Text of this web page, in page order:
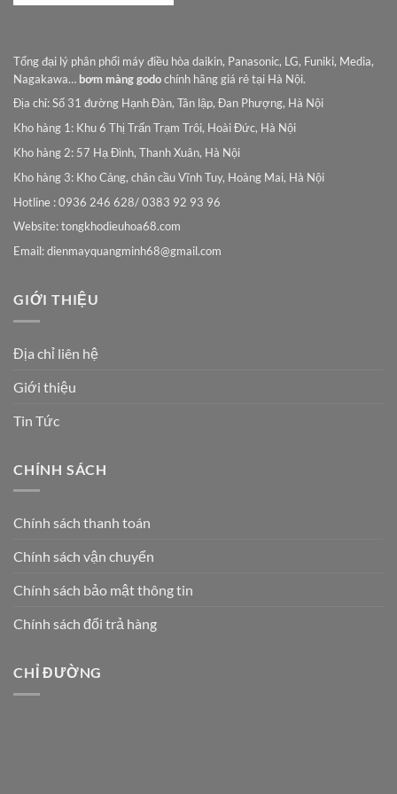
Tổng đại lý phân phối máy điều hòa daikin, Panasonic, LG, Funiki, Media,
Nagakawa… bơm màng godochính hãng giá rẻ tại Hà Nội.
Địa chỉ: Số 31 đường Hạnh Đàn, Tân lập, Đan Phượng, Hà Nội
Kho hàng 1: Khu 6 Thị Trấn Trạm Trôi, Hoài Đức, Hà Nội
Kho hàng 2: 57 Hạ Đình, Thanh Xuân, Hà Nội
Kho hàng 3: Kho Cảng, chân cầu Vĩnh Tuy, Hoàng Mai, Hà Nội
Hotline : 0936 246 628/ 0383 92 93 96
Website: tongkhodieuhoa68.com
Email:dienmayquangminh68@gmail.com
GIỚI THIỆU
Địa chỉ liên hệ
Giới thiệu
Tin Tức
CHÍNH SÁCH
Chính sách thanh toán
Chính sách vận chuyển
Chính sách bảo mật thông tin
Chính sách đổi trả hàng
CHỈ ĐƯỜNG